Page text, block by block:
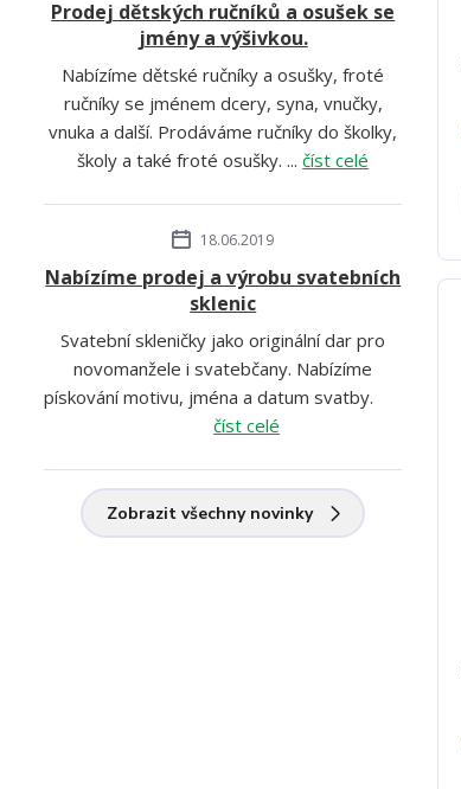
Prodej dětských ručníků a osušek se
jmény a výšivkou.
Nabízíme dětské ručníky a osušky, froté
ručníky se jménem dcery, syna, vnučky,
vnuka a další. Prodáváme ručníky do školky,
školy a také froté osušky. ...číst celé
18.06.2019
Nabízíme prodej a výrobu svatebních
sklenic
Svatební skleničky jako originální dar pro
novomanžele i svatebčany. Nabízíme
pískování motivu, jména a datum svatby.
číst celé
Zobrazit všechny novinky